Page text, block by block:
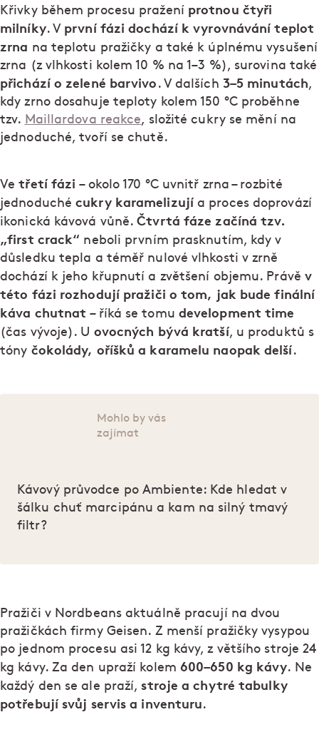
Křivky během procesu pražení protnou čtyři
milníky. V první fázi dochází k vyrovnávání teplot
zrna na teplotu pražičky a také k úplnému vysušení
zrna (z vlhkosti kolem 10 % na 1–3 %), surovina také
přichází o zelené barvivo . V dalších 3–5 minutách,
kdy zrno dosahuje teploty kolem 150 °C proběhne
tzv. Maillardova reakce, složité cukry se mění na
jednoduché, tvoří se chutě.
Ve třetí fázi– okolo 170 °C uvnitř zrna – rozbité
jednoduché cukry karamelizujía proces doprovází
ikonická kávová vůně.Čtvrtá fáze začíná tzv.
„first crack“ neboli prvním prasknutím, kdy v
důsledku tepla a téměř nulové vlhkosti v zrně
dochází k jeho křupnutí a zvětšení objemu. Právě v
této fázi rozhodují pražiči o tom, jak bude finální
káva chutnat– říká se tomu development time
(čas vývoje). U ovocných bývá kratší, u produktů s
tóny čokolády, oříšků a karamelu naopak delší.
Mohlo by vás
zajímat
Kávový průvodce po Ambiente: Kde hledat v
šálku chuť marcipánu a kam na silný tmavý
filtr?
Pražiči v Nordbeans aktuálně pracují na dvou
pražičkách firmy Geisen. Z menší pražičky vysypou
po jednom procesu asi 12 kg kávy, z většího stroje 24
kg kávy. Za den upraží kolem 600–650 kg kávy. Ne
každý den se ale praží,stroje a chytré tabulky
potřebují svůj servis a inventuru.